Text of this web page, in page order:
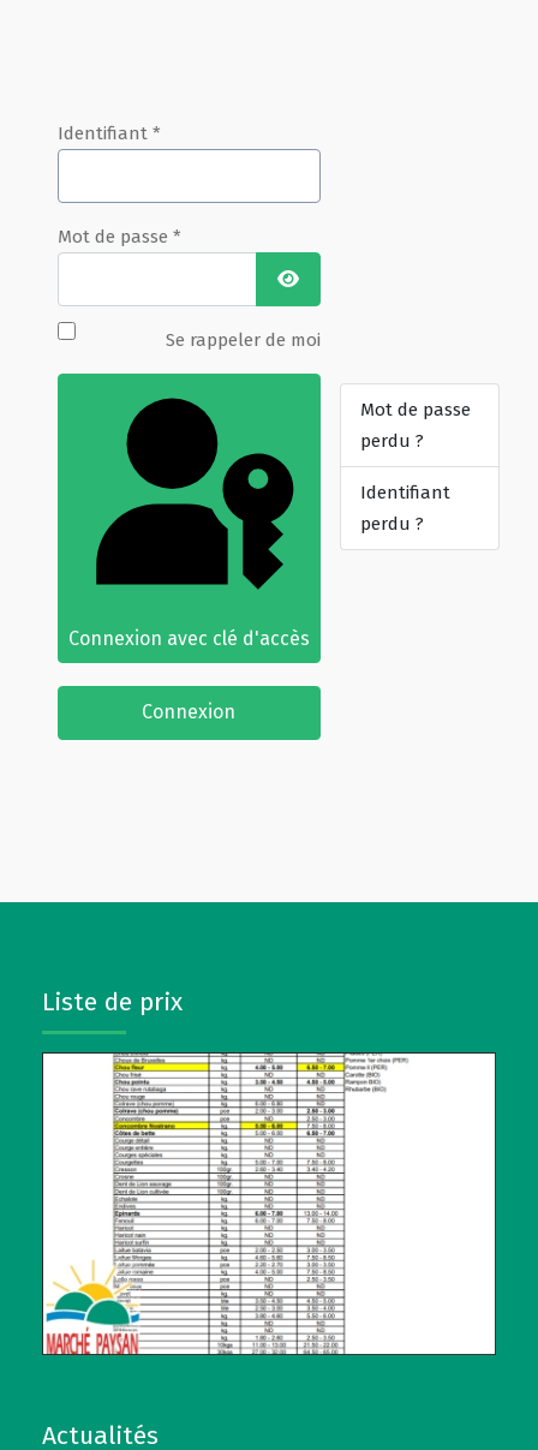
Liste de prix
Actualités
Identifiant *
Mot de passe *
Afficher le mot de passe
Se rappeler de moi
Connexion avec clé d'accès
Connexion
Mot de passe
perdu ?
Identifiant
perdu ?